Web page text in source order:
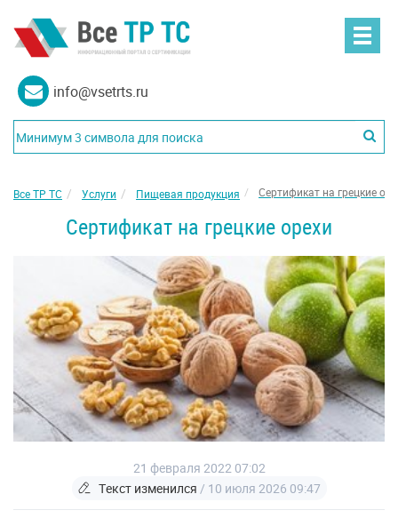
info@vsetrts.ru
Все ТР ТС Услуги Пищевая продукция Сертификат на грецкие
Сертификат на грецкие орехи
21 февраля 2022 07:02
Текст изменился / 10 июля 2026 09:47